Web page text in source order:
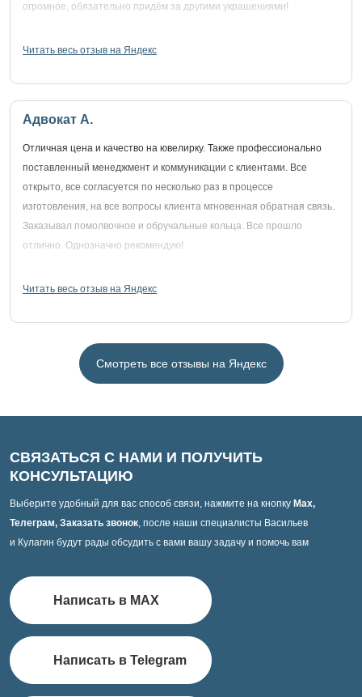
огромное, обязательно придём за другими украшениями!
Читать весь отзыв на Яндекс
Адвокат А.
Отличная цена и качество на ювелирку. Также профессионально
поставленный менеджмент и коммуникации с клиентами. Все
открыто, все согласуется по несколько раз в процессе
изготовления, на все вопросы клиента мгновенная обратная связь.
Заказывал помолвочное и обручальные кольца. Все прошло
отлично. Однозначно рекомендую!
Читать весь отзыв на Яндекс
Смотреть все отзывы на Яндекс
СВЯЗАТЬСЯ С НАМИ И ПОЛУЧИТЬ
КОНСУЛЬТАЦИЮ
Выберите удобный для вас способ связи, нажмите на кнопку Max,
Телеграм, Заказать звонок, после наши специалисты Васильев
и Кулагин будут рады обсудить с вами вашу задачу и помочь вам
Написать в MAX
Написать в Telegram